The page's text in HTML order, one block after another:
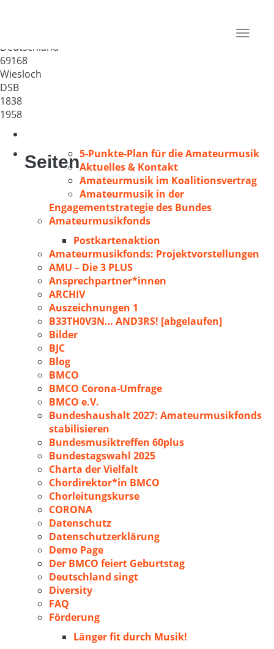
Toggle
Deutschland
69168
Wiesloch
DSB
1838
1958
Seiten5-Punkte-Plan für die Amateurmusik
Aktuelles & Kontakt
Amateurmusik im Koalitionsvertrag
Amateurmusik in der
Engagementstrategie des Bundes
Amateurmusikfonds
Postkartenaktion
Amateurmusikfonds: Projektvorstellungen
AMU – Die 3 PLUS
Ansprechpartner*innen
ARCHIV
Auszeichnungen 1
B33TH0V3N… AND3RS! [abgelaufen]
Bilder
BJC
Blog
BMCO
BMCO Corona-Umfrage
BMCO e.V.
Bundeshaushalt 2027: Amateurmusikfonds
stabilisieren
Bundesmusiktreffen 60plus
Bundestagswahl 2025
Charta der Vielfalt
Chordirektor*in BMCO
Chorleitungskurse
CORONA
Datenschutz
Datenschutzerklärung
Demo Page
Der BMCO feiert Geburtstag
Deutschland singt
Diversity
FAQ
Förderung
Länger fit durch Musik!